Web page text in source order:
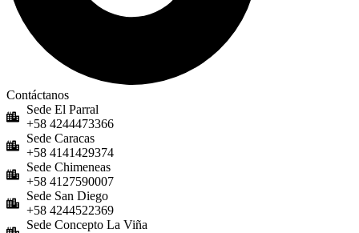
Contáctanos
Sede El Parral
+58 4244473366
Sede Caracas
+58 4141429374
Sede Chimeneas
+58 4127590007
Sede San Diego
+58 4244522369
Sede Concepto La Viña